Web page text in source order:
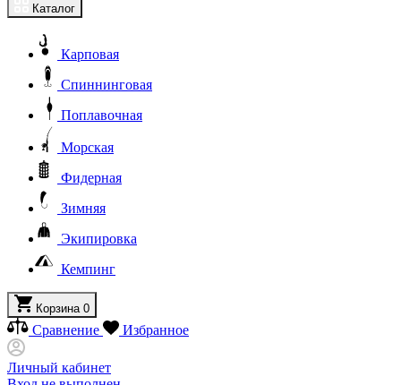
Каталог
Карповая
Спиннинговая
Поплавочная
Морская
Фидерная
Зимняя
Экипировка
Кемпинг
Корзина 0
Сравнение Избранное
Личный кабинет